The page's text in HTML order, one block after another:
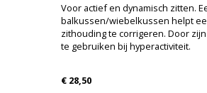
Voor actief en dynamisch zitten.
balkussen/wiebelkussen helpt
zithouding te corrigeren. Door
te gebruiken bij hyperactiviteit.
€ 28,50